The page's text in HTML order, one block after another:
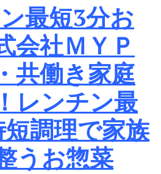
ン最短3分お
会社ＭＹＰ
共働き家庭
レンチン最
調理で家族
うお惣菜